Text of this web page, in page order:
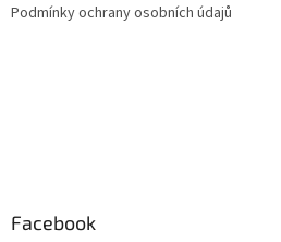
Podmínky ochrany osobních údajů
Facebook